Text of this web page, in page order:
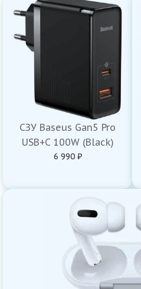
СЗУ Baseus Gan5 Pro
USB+C 100W (Black)
6 990 ₽